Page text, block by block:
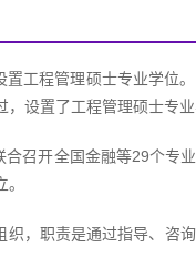
工程管理硕士专业学位。
设置了工程管理硕士专业
召开全国金融等29个专
，职责是通过指导、咨